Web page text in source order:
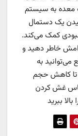
معده به سیستم
یک دستمال
کمک می‌کند.
خاطر دهید و
می‌توانید به
تا کاهش حجم
غش کردن
ببرید